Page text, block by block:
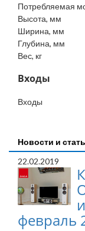
Потребляемая
Высота, мм
Ширина, мм
Глубина, мм
Вес, кг
Входы
Входы
Новости и
22.02.2019
февраль